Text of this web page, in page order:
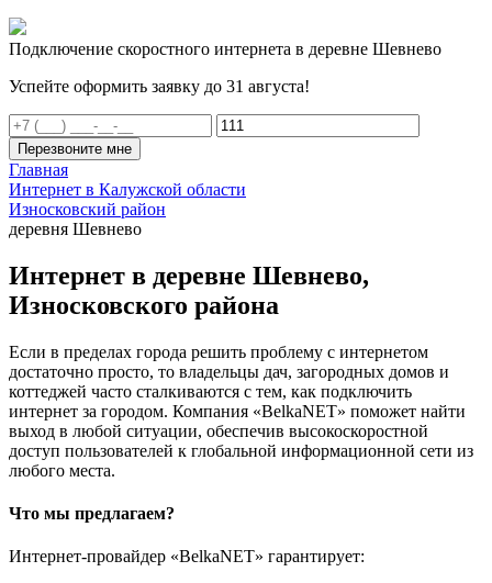
Подключение скоростного интернета в деревне Шевнево
Успейте оформить заявку до 31 августа!
Перезвоните мне
Главная
Интернет в Калужской области
Износковский район
деревня Шевнево
Интернет в деревне Шевнево,
Износковского района
Если в пределах города решить проблему с интернетом
достаточно просто, то владельцы дач, загородных домов и
коттеджей часто сталкиваются с тем, как подключить
интернет за городом. Компания «BelkaNET» поможет найти
выход в любой ситуации, обеспечив высокоскоростной
доступ пользователей к глобальной информационной сети из
любого места.
Что мы предлагаем?
Интернет-провайдер «BelkaNET» гарантирует: